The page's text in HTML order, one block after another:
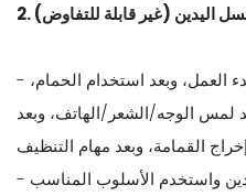
غسل اليدين (غير قابلة للتفاوض)
- تدرب على وقت الغسيل، وقبل بدء العمل، وبعد استخدام الحمام،
لمس الوجه/الشعر/الهاتف، وبعد
- ضع لافتات بسيطة لغسل اليدين واستخدم الأسلوب المناسب